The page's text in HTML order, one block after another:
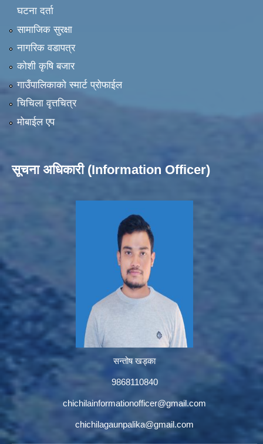
घटना दर्ता
सामाजिक सुरक्षा
नागरिक वडापत्र
कोशी कृषि बजार
गाउँपालिकाको स्मार्ट प्रोफाईल
चिचिला वृत्तचित्र
मोबाईल एप
सूचना अधिकारी (Information Officer)
सन्तोष खड्का
9868110840
chichilainformationofficer@gmail.com
chichilagaunpalika@gmail.com